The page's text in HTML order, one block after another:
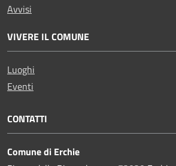
Avvisi
VIVERE IL COMUNE
Luoghi
Eventi
CONTATTI
Comune di Erchie